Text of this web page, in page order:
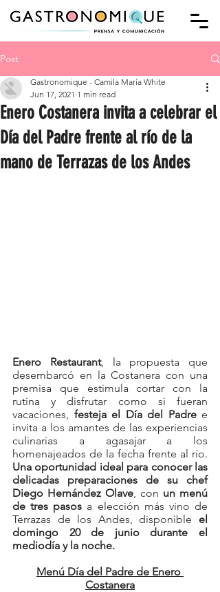
Post
Enero Costanera invita a celebrar el
Día del Padre frente al río de la
mano de Terrazas de los Andes
Gastronomique - Camila María White
Jun 17, 2021 1 min read
Enero Restaurant, la propuesta que
desembarcó en la Costanera con una
premisa que estimula cortar con la
rutina y disfrutar como si fueran
vacaciones, festeja el Día del Padre e
invita a los amantes de las experiencias
culinarias a agasajar a los
Una oportunidad ideal para conocer las
delicadas preparaciones de su chef
Diego Hernández Olave, con un menú
de tres pasos a elección más vino de
Terrazas de los Andes, disponible el
domingo 20 de junio durante el
mediodía y la noche.
Menú Día del Padre de Enero
Costanera